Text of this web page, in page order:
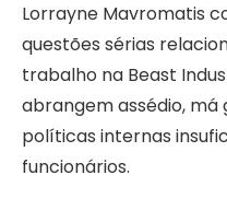
Lorrayne Mavromatis
questões sérias
trabalho na Beast
abrangem assédio, má
políticas internas
funcionários.